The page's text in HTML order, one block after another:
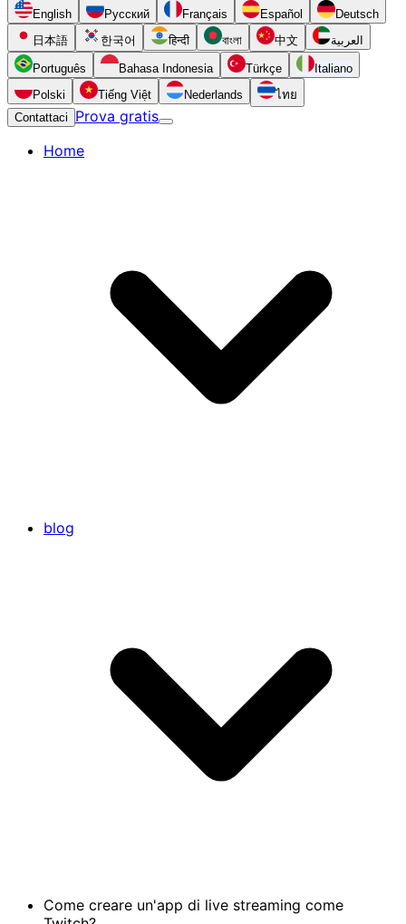
English Русский Français Español
Deutsch
日本語
한국어 हिन्दी বাংলা 中文 العربية
Português Bahasa Indonesia Türkçe
Italiano
Polski
Tiếng Việt Nederlands
ไทย
Contattaci
Prova gratis
Home
blog
Come creare un'app di live streaming come